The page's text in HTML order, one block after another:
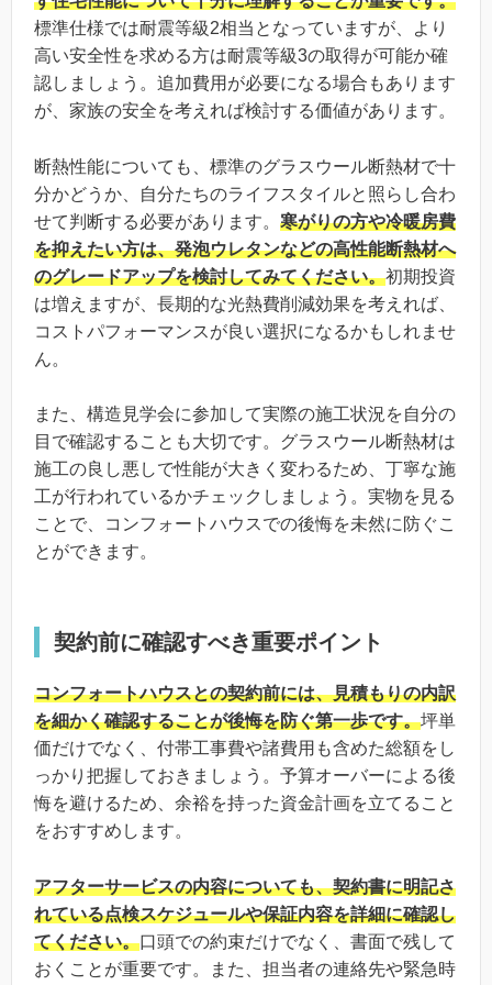
標準仕様では耐震等級2相当となっていますが、より
高い安全性を求める方は耐震等級3の取得が可能か確
認しましょう。追加費用が必要になる場合もあります
が、家族の安全を考えれば検討する価値があります。
断熱性能についても、標準のグラスウール断熱材で十
分かどうか、自分たちのライフスタイルと照らし合わ
せて判断する必要があります。 寒がりの方や冷暖房費
を抑えたい方は、発泡ウレタンなどの高性能断熱材へ
のグレードアップを検討してみてください。初期投資
は増えますが、長期的な光熱費削減効果を考えれば、
コストパフォーマンスが良い選択になるかもしれませ
ん。
また、構造見学会に参加して実際の施工状況を自分の
目で確認することも大切です。グラスウール断熱材は
施工の良し悪しで性能が大きく変わるため、丁寧な施
工が行われているかチェックしましょう。実物を見る
ことで、コンフォートハウスでの後悔を未然に防ぐこ
とができます。
契約前に確認すべき重要ポイント
コンフォートハウスとの契約前には、見積もりの内訳
を細かく確認することが後悔を防ぐ第一歩です。坪単
価だけでなく、付帯工事費や諸費用も含めた総額をし
っかり把握しておきましょう。予算オーバーによる後
悔を避けるため、余裕を持った資金計画を立てること
をおすすめします。
アフターサービスの内容についても、契約書に明記さ
れている点検スケジュールや保証内容を詳細に確認し
てください。口頭での約束だけでなく、書面で残して
おくことが重要です。また、担当者の連絡先や緊急時